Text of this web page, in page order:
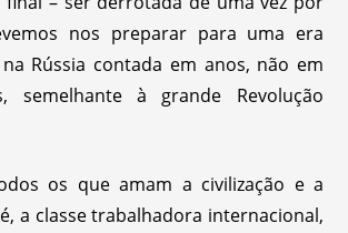
nos preparar para uma era
Rússia contada em anos, não em
semelhante à grande Revolução
os que amam a civilização e a
a classe trabalhadora internacional,